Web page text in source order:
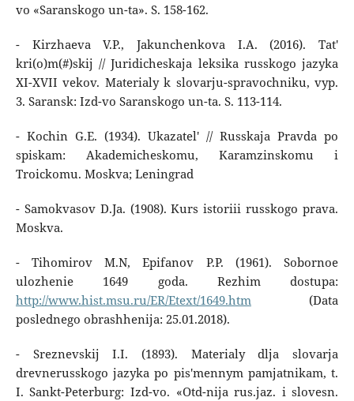
vo «Saranskogo un-ta». S. 158-162.
- Kirzhaeva V.P., Jakunchenkova I.A. (2016). Tat'
kri(o)m(#)skij // Juridicheskaja leksika russkogo jazyka
XI-XVII vekov. Materialy k slovarju-spravochniku, vyp.
3. Saransk: Izd-vo Saranskogo un-ta. S. 113-114.
- Kochin G.E. (1934). Ukazatel' // Russkaja Pravda po
spiskam: Akademicheskomu, Karamzinskomu i
Troickomu. Moskva; Leningrad
- Samokvasov D.Ja. (1908). Kurs istoriii russkogo prava.
Moskva.
- Tihomirov M.N, Epifanov P.P. (1961). Sobornoe
ulozhenie 1649 goda. Rezhim dostupa:
http://www.hist.msu.ru/ER/Etext/1649.htm(Data
poslednego obrashhenija: 25.01.2018).
- Sreznevskij I.I. (1893). Materialy dlja slovarja
drevnerusskogo jazyka po pis'mennym pamjatnikam, t.
I. Sankt-Peterburg: Izd-vo. «Otd-nija rus.jaz. i slovesn.